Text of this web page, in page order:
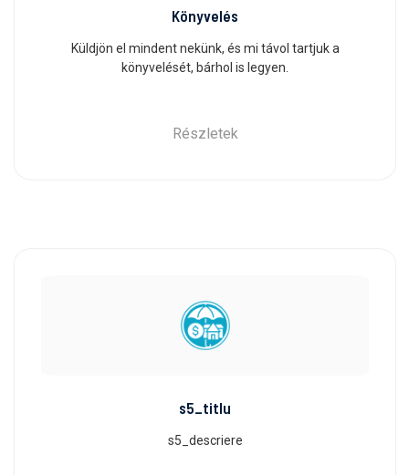
Könyvelés
Küldjön el mindent nekünk, és mi távol tartjuk a
könyvelését, bárhol is legyen.
Részletek
s5_titlu
s5_descriere